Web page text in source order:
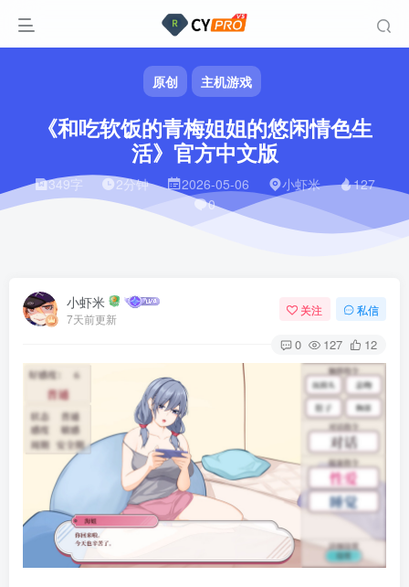
原创 主机游戏
《和吃软饭的青梅姐姐的悠闲情色生
活》官方中文版
349字 2分钟 2026-05-06 小虾米
127
0
小虾米
7天前更新
关注 私信
0 127 12